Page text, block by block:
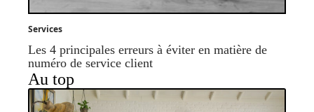
Services
Les 4 principales erreurs à éviter en matière de
numéro de service client
Au top